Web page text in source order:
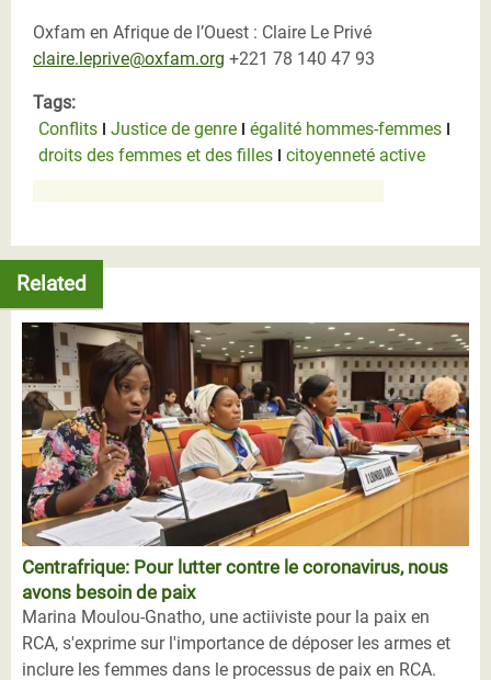
Oxfam en Afrique de l’Ouest : Claire Le Privé
claire.leprive@oxfam.org +221 78 140 47 93
Tags:
Conflits
Justice de genre
égalité hommes-femmes
droits des femmes et des filles
citoyenneté active
Related
Centrafrique: Pour lutter contre le coronavirus, nous
avons besoin de paix
Marina Moulou-Gnatho, une actiiviste pour la paix en
RCA, s'exprime sur l'importance de déposer les armes et
inclure les femmes dans le processus de paix en RCA.